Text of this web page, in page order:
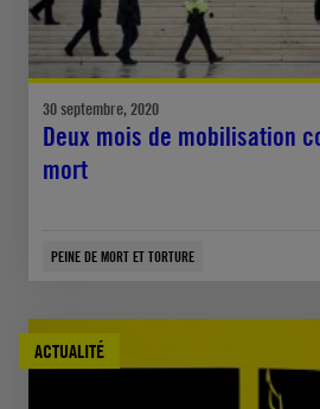
30 septembre, 2020
Deux mois de mobilisation
mort
PEINE DE MORT ET TORTURE
ACTUALITÉ